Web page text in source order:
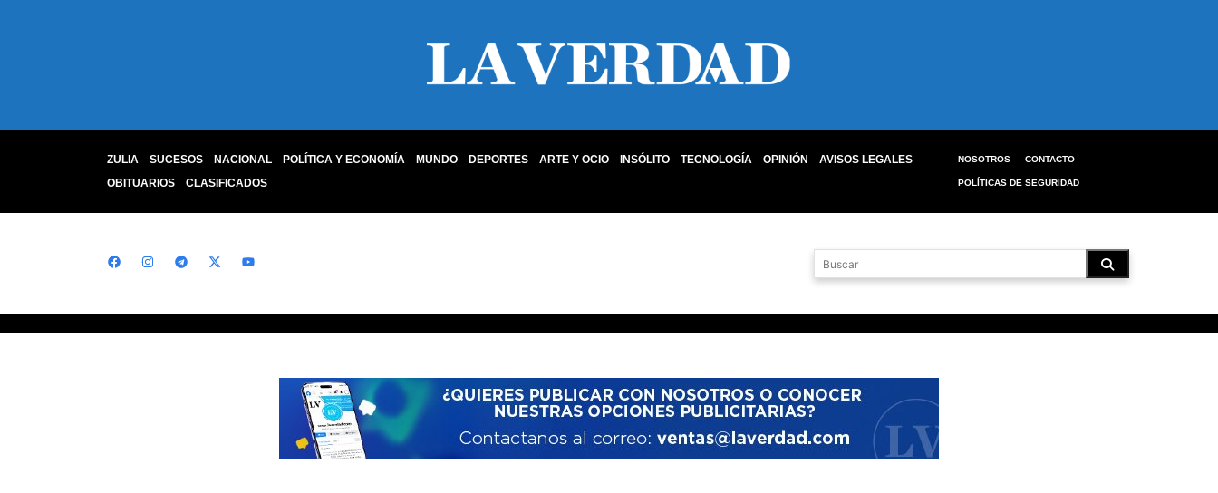
ZULIA SUCESOS NACIONAL POLÍTICA Y ECONOMÍA MUNDO DEPORTES ARTE Y OCIO INSÓLITO TECNOLOGÍA OPINIÓN
AVISOS LEGALES
OBITUARIOS
CLASIFICADOS
NOSOTROS CONTACTO
POLÍTICAS DE SEGURIDAD